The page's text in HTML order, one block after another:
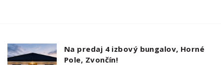
Na predaj 4 izbový bungalov, Horné
Pole, Zvončín!